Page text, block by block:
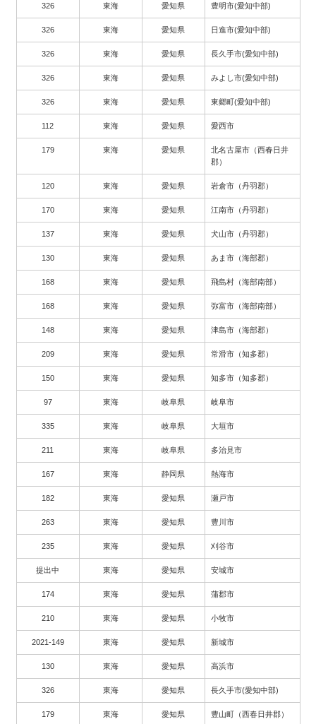
326 東海 愛知県 豊明市(愛知中部)
326 東海 愛知県 日進市(愛知中部)
326 東海 愛知県 長久手市(愛知中部)
326 東海 愛知県 みよし市(愛知中部)
326 東海 愛知県 東郷町(愛知中部)
112 東海 愛知県 愛西市
179 東海 愛知県
北名古屋市（西春日井
郡）
120 東海 愛知県 岩倉市（丹羽郡）
170 東海 愛知県 江南市（丹羽郡）
137 東海 愛知県 犬山市（丹羽郡）
130 東海 愛知県 あま市（海部郡）
168 東海 愛知県 飛島村（海部南部）
168 東海 愛知県 弥富市（海部南部）
148 東海 愛知県 津島市（海部郡）
209 東海 愛知県 常滑市（知多郡）
150 東海 愛知県 知多市（知多郡）
97 東海 岐阜県 岐阜市
335 東海 岐阜県 大垣市
211 東海 岐阜県 多治見市
167 東海 静岡県 熱海市
182 東海 愛知県 瀬戸市
263 東海 愛知県 豊川市
235 東海 愛知県 刈谷市
提出中 東海 愛知県 安城市
174 東海 愛知県 蒲郡市
210 東海 愛知県 小牧市
2021-149 東海 愛知県 新城市
130 東海 愛知県 高浜市
326 東海 愛知県 長久手市(愛知中部)
179 東海 愛知県 豊山町（西春日井郡）